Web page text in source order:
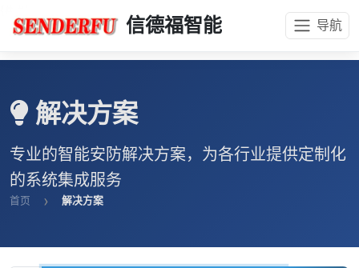
信德福智能 导航
解决方案
专业的智能安防解决方案，为各行业提供定制化
的系统集成服务
首页 解决方案